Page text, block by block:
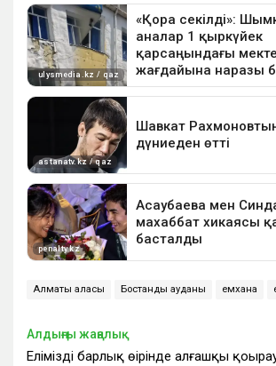
Алматы қаласы Бостандық ауданы емхана
Алдыңғы жаңалық
Еліміздің барлық өңірінде алғашқы